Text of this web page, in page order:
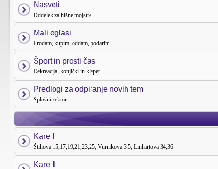
Nasveti
Oddelek za hišne mojstre
Mali oglasi
Prodam, kupim, oddam, podarim...
Šport in prosti čas
Rekreacija, konjički in klepet
Predlogi za odpiranje novih tem
Splošni sektor
Kare I
Štihova 15,17,19,21,23,25; Vurnikova 3,5; Linhartova 34,36
Kare II